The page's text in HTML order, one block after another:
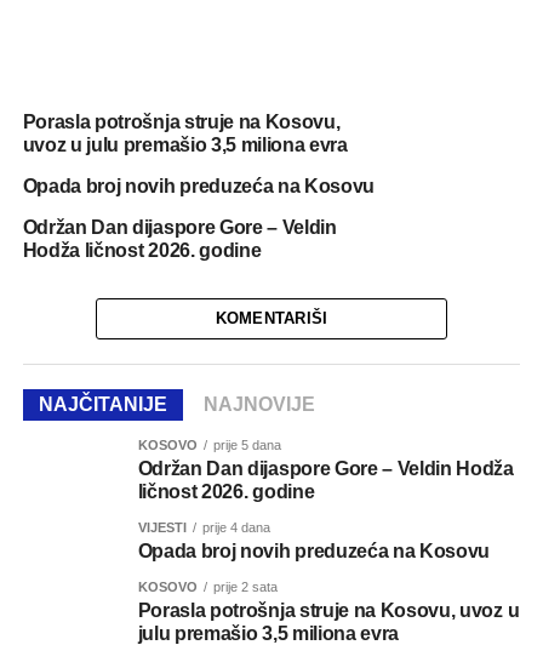
Porasla potrošnja struje na Kosovu,
uvoz u julu premašio 3,5 miliona evra
Opada broj novih preduzeća na Kosovu
Održan Dan dijaspore Gore – Veldin
Hodža ličnost 2026. godine
KOMENTARIŠI
NAJČITANIJE NAJNOVIJE
KOSOVO prije 5 dana
Održan Dan dijaspore Gore – Veldin Hodža
ličnost 2026. godine
VIJESTI prije 4 dana
Opada broj novih preduzeća na Kosovu
KOSOVO prije 2 sata
Porasla potrošnja struje na Kosovu, uvoz u
julu premašio 3,5 miliona evra